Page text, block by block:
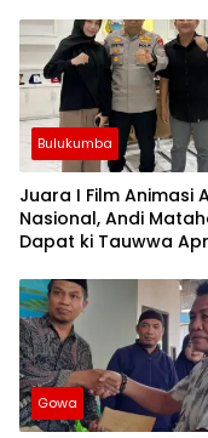
yang Baru
Bulukumba
Juara I Film Animasi
Nasional, Andi
Dapat ki Tauwwa
Gowa